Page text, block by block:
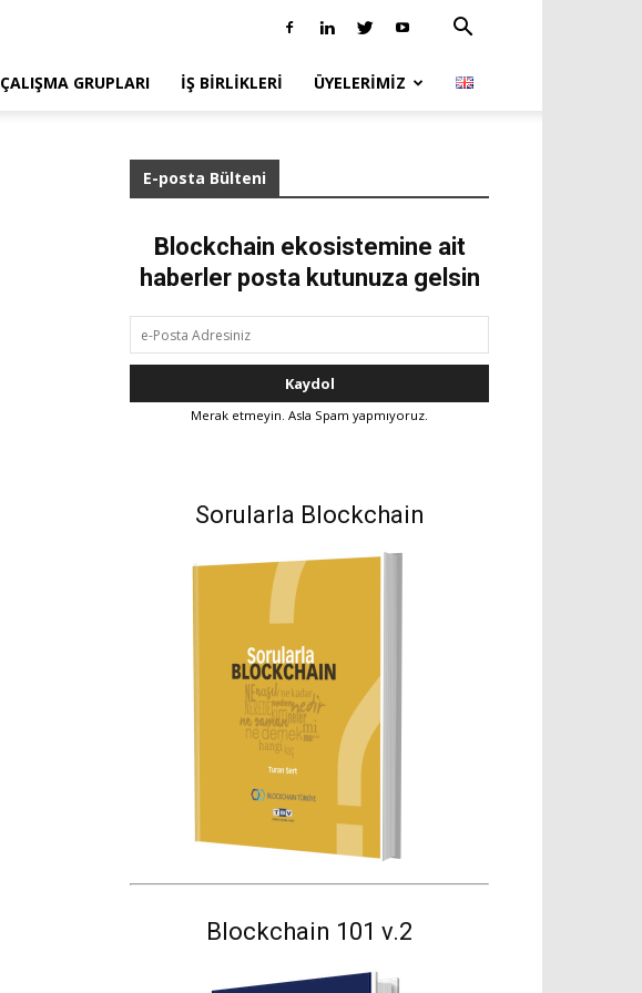
ÇALIŞMA GRUPLARI İŞ BIRLIKLERI ÜYELERIMIZ
E-posta Bülteni
Blockchain ekosistemine ait
haberler posta kutunuza gelsin
Merak etmeyin. Asla Spam yapmıyoruz.
Sorularla Blockchain
Blockchain 101 v.2